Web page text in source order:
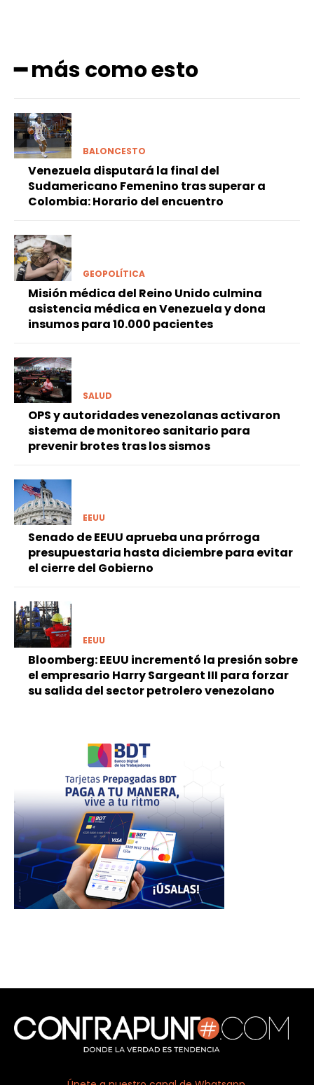
━ más como esto
BALONCESTO
Venezuela disputará la final del
Sudamericano Femenino tras superar a
Colombia: Horario del encuentro
GEOPOLÍTICA
Misión médica del Reino Unido culmina
asistencia médica en Venezuela y dona
insumos para 10.000 pacientes
SALUD
OPS y autoridades venezolanas activaron
sistema de monitoreo sanitario para
prevenir brotes tras los sismos
EEUU
Senado de EEUU aprueba una prórroga
presupuestaria hasta diciembre para evitar
el cierre del Gobierno
EEUU
Bloomberg: EEUU incrementó la presión sobre
el empresario Harry Sargeant III para forzar
su salida del sector petrolero venezolano